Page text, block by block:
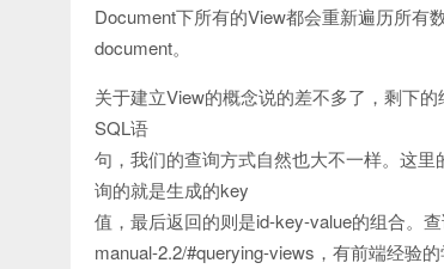
Document下所有的View都会重新遍历所有
document。
关于建立View的概念说的差不多了，剩下
SQL语
句，我们的查询方式自然也大不一样。这
询的就是生成的key
值，最后返回的则是id-key-value的组合。
manual-2.2/#querying-views，有前端经验